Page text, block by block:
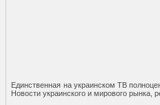
Единственная на украинском ТВ
Новости украинского и мирового рынка,